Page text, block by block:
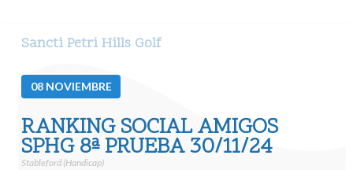
Sancti Petri Hills Golf
08 NOVIEMBRE
RANKING SOCIAL AMIGOS
SPHG 8ª PRUEBA 30/11/24
Stableford (Handicap)